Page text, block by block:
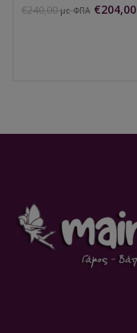
€240,00 με ΦΠΑ €204,00